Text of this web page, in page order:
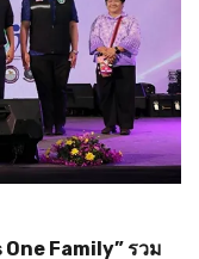
Family” รวม